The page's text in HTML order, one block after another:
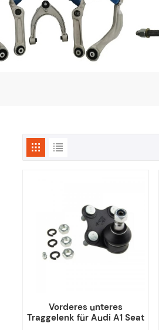
Vorderes unteres
Traggelenk für Audi A1 Seat